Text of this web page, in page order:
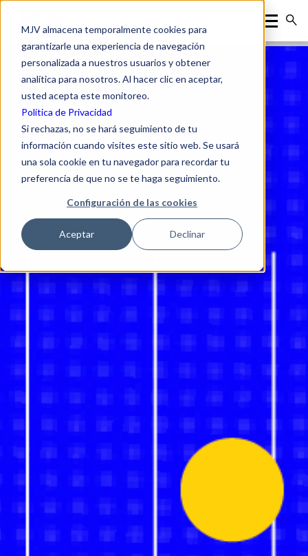
MJV almacena temporalmente cookies para
garantizarle una experiencia de navegación
personalizada a nuestros usuarios y obtener
analítica para nosotros. Al hacer clic en aceptar,
usted acepta este monitoreo.
Política de Privacidad
Si rechazas, no se hará seguimiento de tu
información cuando visites este sitio web. Se usará
una sola cookie en tu navegador para recordar tu
preferencia de que no se te haga seguimiento.
Configuración de las cookies
Aceptar Declinar